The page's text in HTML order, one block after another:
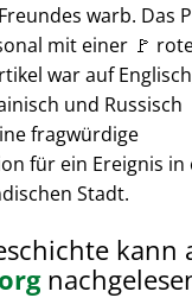
warb. Das
mit einer 🚩
war auf
und Russisch
fragwürdige
für ein Ereignis in
Stadt.
kann